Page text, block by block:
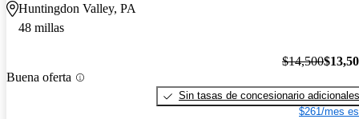
Huntingdon Valley, PA
48 millas
Buena oferta
$14,500
Sin tasas de concesionario adicionales
$261/mes